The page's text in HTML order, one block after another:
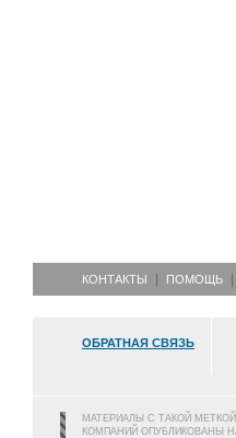
КОНТАКТЫ ПОМОЩЬ
ОБРАТНАЯ СВЯЗЬ
МАТЕРИАЛЫ С ТАКОЙ
КОМПАНИЙ ОПУБЛИКОВАНЫ